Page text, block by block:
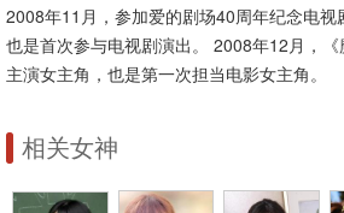
2008年11月，参加爱的剧场40周年纪念电视
也是首次参与电视剧演出。 2008年12月，
主演女主角，也是第一次担当电影女主角。
相关女神